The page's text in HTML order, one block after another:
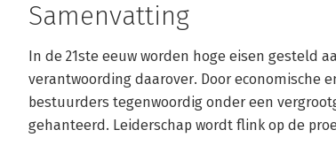
Samenvatting
In de 21ste eeuw worden hoge eisen gesteld
verantwoording daarover. Door economische
bestuurders tegenwoordig onder een
gehanteerd. Leiderschap wordt flink op de